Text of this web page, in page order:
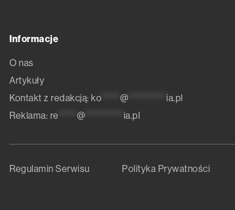
Informacje
O nas
Artykuły
Kontakt z redakcją: ko***** @
ia.pl
Reklama: re @ ia.pl
Regulamin Serwisu Polityka Prywatności